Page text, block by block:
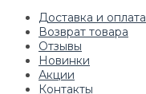
Доставка и оплата
Возврат товара
Отзывы
Новинки
Акции
Контакты